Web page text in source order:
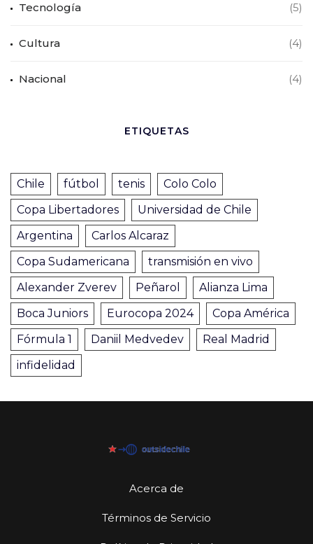
Tecnología (5)
Cultura (4)
Nacional (4)
ETIQUETAS
Chile fútbol tenis
Colo Colo
Copa Libertadores
Universidad de Chile
Argentina
Carlos Alcaraz
Copa Sudamericana
transmisión en vivo
Alexander Zverev
Peñarol
Alianza Lima
Boca Juniors
Eurocopa 2024
Copa América
Fórmula 1
Daniil Medvedev
Real Madrid
infidelidad
Acerca de
Términos de Servicio